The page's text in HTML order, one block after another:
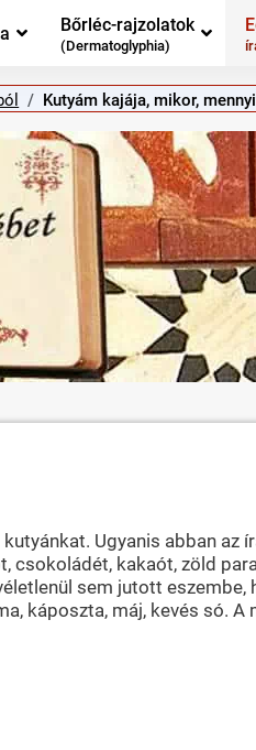
Bőrléc-rajzolatok
(Dermatoglyphia)
Kutyám kajája, mikor,
Ugyanis abban az
csokoládét, kakaót, zöld
sem jutott eszembe,
káposzta, máj, kevés só. A